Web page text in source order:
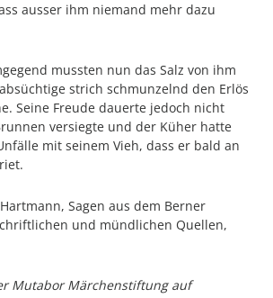
ausser ihm niemand mehr dazu
mussten nun das Salz von ihm
strich schmunzelnd den Erlös
Seine Freude dauerte jedoch nicht
versiegte und der Küher hatte
mit seinem Vieh, dass er bald an
Sagen aus dem Berner
und mündlichen Quellen,
Mutabor Märchenstiftung auf